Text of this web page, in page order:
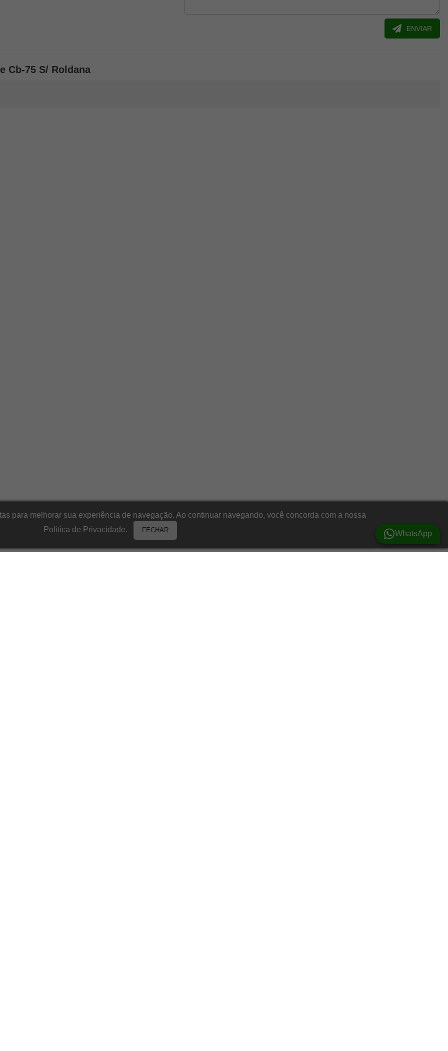
ENVIAR
Cb-75 S/ Roldana
para melhorar sua experiência de navegação. Ao continuar navegando, você concorda com a nossa
Política de Privacidade.
FECHAR WhatsApp